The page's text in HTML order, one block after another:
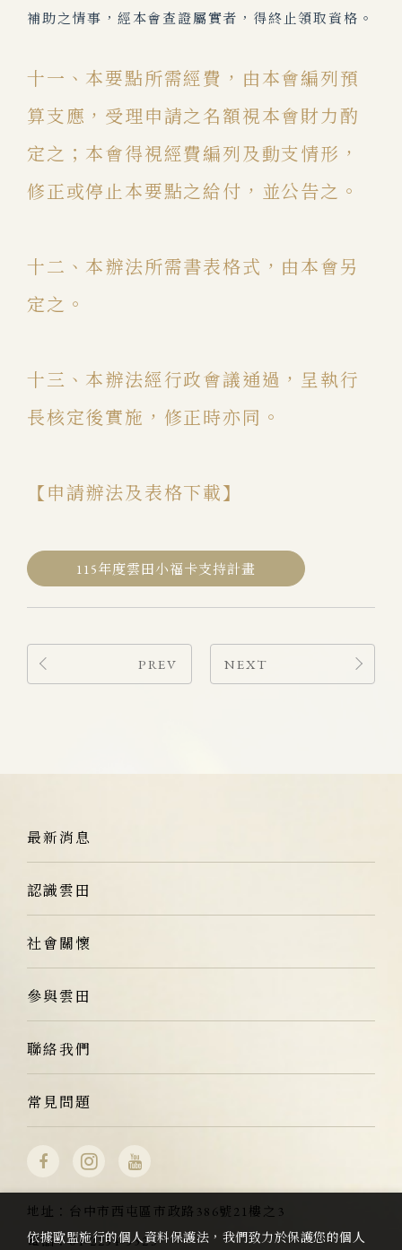
補助之情事，經本會查證屬實者，得終止領取資格。
十一、本要點所需經費，由本會編列預
算支應，受理申請之名額視本會財力酌
定之；本會得視經費編列及動支情形，
修正或停止本要點之給付，並公告之。
十二、本辦法所需書表格式，由本會另
定之。
十三、本辦法經行政會議通過，呈執行
長核定後實施，修正時亦同。
【申請辦法及表格下載】
115年度雲田小福卡支持計畫
PREV NEXT
最新消息
認識雲田
社會關懷
參與雲田
聯絡我們
常見問題
地址：
台中市西屯區市政路386號21樓之3
電話：04-2254-5523
依據歐盟施行的個人資料保護法，我們致力於保護您的個人